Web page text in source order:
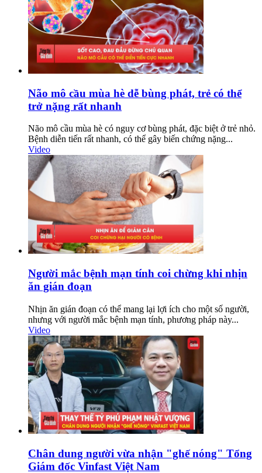
Não mô cầu mùa hè dễ bùng phát, trẻ có thể
trở nặng rất nhanh
Não mô cầu mùa hè có nguy cơ bùng phát, đặc biệt ở trẻ nhỏ.
Bệnh diễn tiến rất nhanh, có thể gây biến chứng nặng...
Video
Người mắc bệnh mạn tính coi chừng khi nhịn
ăn gián đoạn
Nhịn ăn gián đoạn có thể mang lại lợi ích cho một số người,
nhưng với người mắc bệnh mạn tính, phương pháp này...
Video
Chân dung người vừa nhận "ghế nóng" Tổng
Giám đốc Vinfast Việt Nam